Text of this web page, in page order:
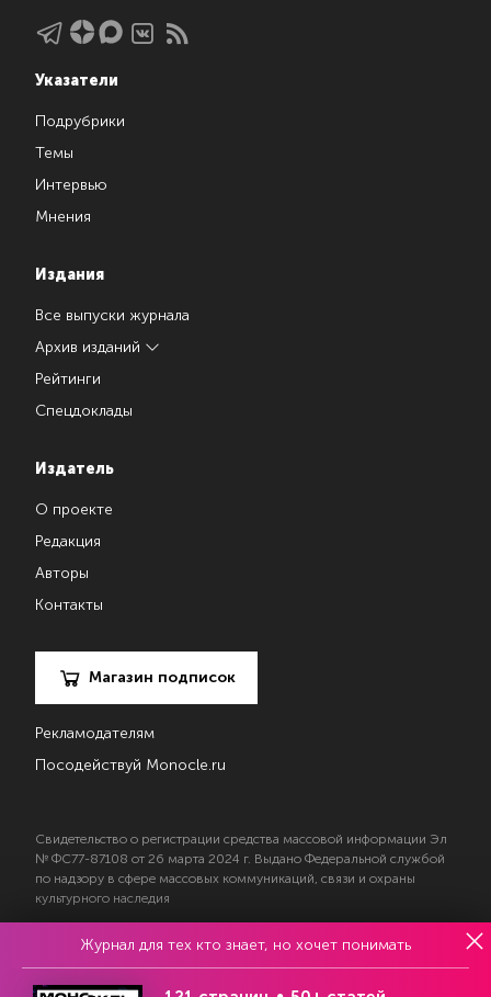
Указатели
Подрубрики
Темы
Интервью
Мнения
Издания
Все выпуски журнала
Архив изданий
Рейтинги
Спецдоклады
Издатель
О проекте
Редакция
Авторы
Контакты
Магазин подписок
Рекламодателям
Посодействуй Monocle.ru
Свидетельство о регистрации средства массовой информации Эл
№ ФС77-87108 от 26 марта 2024 г. Выдано Федеральной службой
по надзору в сфере массовых коммуникаций, связи и охраны
культурного наследия
© 2017—2026 АНО «Творческий коллектив Эксперт»
Политика конфиденциальности
Журнал для тех кто знает, но хочет понимать